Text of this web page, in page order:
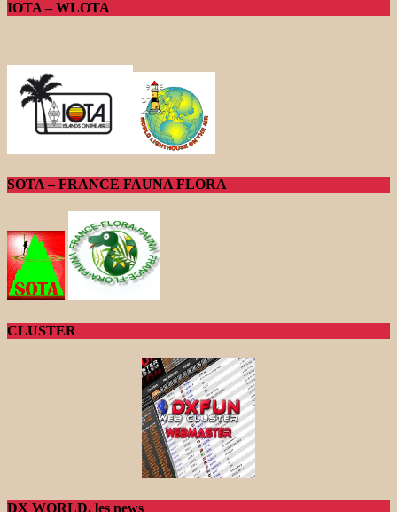
IOTA – WLOTA
SOTA – FRANCE FAUNA FLORA
CLUSTER
DX WORLD, les news